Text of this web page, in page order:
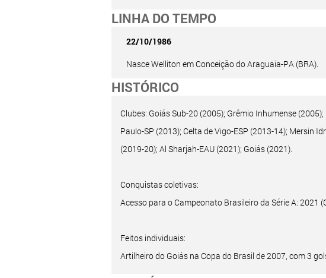
LINHA DO TEMPO
22/10/1986
Nasce Welliton em Conceição do Araguaia-PA (BRA).
HISTÓRICO
Clubes: Goiás Sub-20 (2005); Grêmio Inhumense
Paulo-SP (2013); Celta de Vigo-ESP (2013-14); Mersin
(2019-20); Al Sharjah-EAU (2021); Goiás (2021).
Conquistas coletivas:
Acesso para o Campeonato Brasileiro da Série A: 2021
Feitos individuais:
Artilheiro do Goiás na Copa do Brasil de 2007, com 3